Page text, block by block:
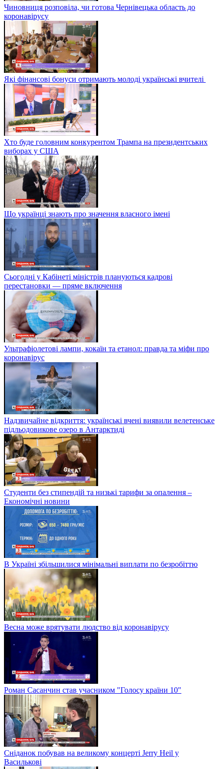
Чиновниця розповіла, чи готова Чернівецька область до
коронавірусу
Які фінансові бонуси отримають молоді українські вчителі
Хто буде головним конкурентом Трампа на президентських
виборах у США
Що українці знають про значення власного імені
Сьогодні у Кабінеті міністрів плануються кадрові
перестановки — пряме включення
Ультрафіолетові лампи, кокаїн та етанол: правда та міфи про
коронавірус
Надзвичайне відкриття: українські вчені виявили велетенське
підльодовикове озеро в Антарктиді
Студенти без стипендій та низькі тарифи за опалення –
Економічні новини
В Україні збільшилися мінімальні виплати по безробіттю
Весна може врятувати людство від коронавірусу
Роман Сасанчин став учасником "Голосу країни 10"
Сніданок побував на великому концерті Jerry Heil у
Василькові